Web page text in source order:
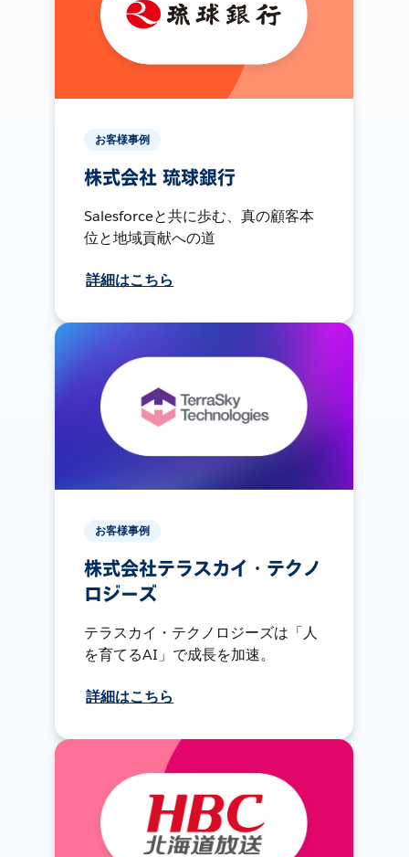
お客様事例
株式会社 琉球銀行
Salesforceと共に歩む、真の顧客本
位と地域貢献への道
詳細はこちら
お客様事例
株式会社テラスカイ・テクノ
ロジーズ
テラスカイ・テクノロジーズは「人
を育てるAI」で成長を加速。
詳細はこちら